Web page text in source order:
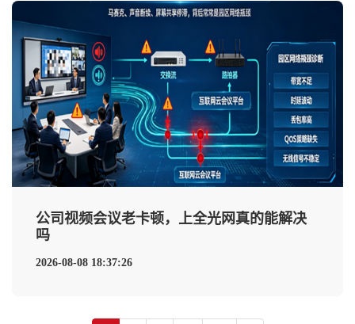
公司视频会议老卡顿，上全光网真的能解决
吗
2026-08-08 18:37:26